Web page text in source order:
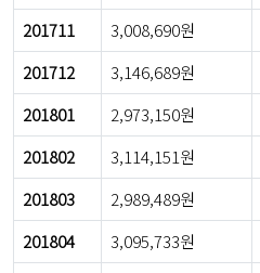
201711
3,008,690원
201712
3,146,689원
201801
2,973,150원
201802
3,114,151원
201803
2,989,489원
201804
3,095,733원